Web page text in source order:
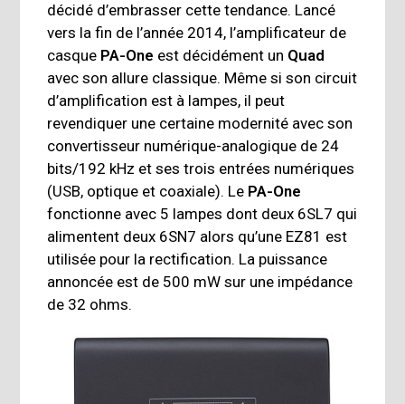
décidé d’embrasser cette tendance. Lancé
vers la fin de l’année 2014, l’amplificateur de
casque PA-One est décidément un Quad
avec son allure classique. Même si son circuit
d’amplification est à lampes, il peut
revendiquer une certaine modernité avec son
convertisseur numérique-analogique de 24
bits/192 kHz et ses trois entrées numériques
(USB, optique et coaxiale). Le PA-One
fonctionne avec 5 lampes dont deux 6SL7 qui
alimentent deux 6SN7 alors qu’une EZ81 est
utilisée pour la rectification. La puissance
annoncée est de 500 mW sur une impédance
de 32 ohms.